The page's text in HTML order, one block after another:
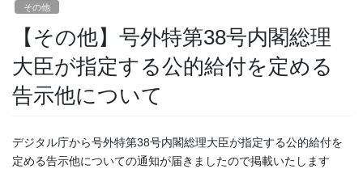
その他
【その他】号外特第38号内閣総理
大臣が指定する公的給付を定める
告示他について
デジタル庁から号外特第38号内閣総理大臣が指定する公的給付を
定める告示他についての通知が届きましたので掲載いたします